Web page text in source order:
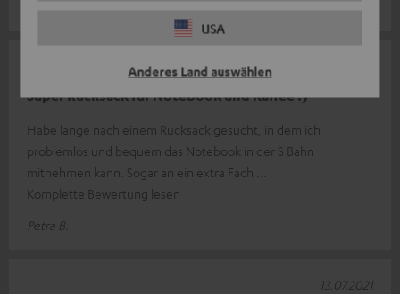
USA
Anderes Land auswählen
Super Rucksack für Notebook und Kaffee :)
Habe lange nach einem Rucksack gesucht, in dem ich
problemlos und bequem das Notebook in der S Bahn
mitnehmen kann. Sogar an ein extra Fach
Komplette Bewertung lesen
Petra B.
13.07.2021